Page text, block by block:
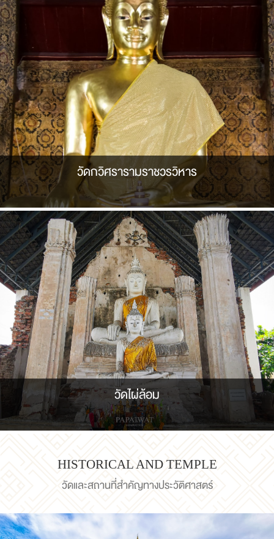
วัดกวิศรารามราชวรวิหาร
วัดไผ่ล้อม
HISTORICAL AND TEMPLE
วัดและสถานที่สำคัญทางประวัติศาสตร์